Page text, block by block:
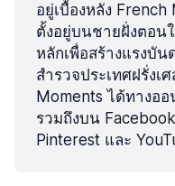
อยู่เบื้องหลัง
ตั้งอยู่บนชายฝั่งตอน
หลักเพื่อสร้างแรงบั
สำรวจประเทศฝรั่ง
Moments ได้ทางอ
รวมถึงบน
Pinterest และ